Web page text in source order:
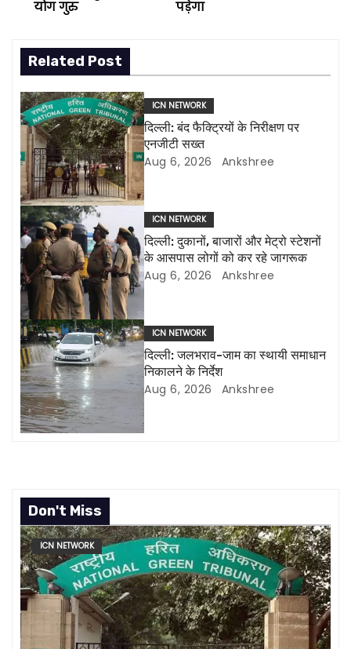
o
t
n
a
v
i
g
a
t
i
o
n
पड़ेगा
योग गुरु
Related Post
ICN NETWORK
दिल्ली: बंद फैक्ट्रियों के निरीक्षण पर
एनजीटी सख्त
Aug 6, 2026 Ankshree
ICN NETWORK
दिल्ली: दुकानों, बाजारों और मेट्रो स्टेशनों
के आसपास लोगों को कर रहे जागरूक
Aug 6, 2026 Ankshree
ICN NETWORK
दिल्ली: जलभराव-जाम का स्थायी समाधान
निकालने के निर्देश
Aug 6, 2026 Ankshree
Don't Miss
ICN NETWORK